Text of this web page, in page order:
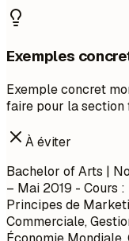
Exemples
Exemple concret
faire pour la section
À éviter
Bachelor of Arts |
– Mai 2019 - Cours
Principes de
Commerciale,